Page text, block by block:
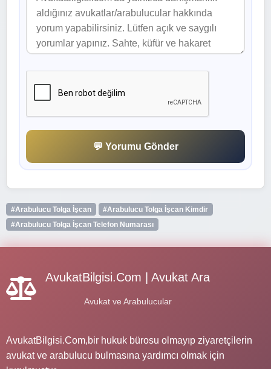
💬 Yorumu Gönder
#Arabulucu Tolga İşcan
#Arabulucu Tolga İşcan Kimdir
#Arabulucu Tolga İşcan Telefon Numarası
AvukatBilgisi.Com | Avukat Ara
Avukat ve Arabulucular
AvukatBilgisi.Com,bir hukuk bürosu olmayıp ziyaretçilerin
avukat ve arabulucu bulmasına yardımcı olmak için